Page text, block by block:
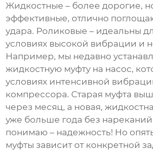
Жидкостные – более дорогие,
эффективные, отлично
удара. Роликовые – идеальны
условиях высокой вибрации и
Например, мы недавно
жидкостную муфту на насос,
условиях интенсивной
компрессора. Старая муфта
через месяц, а новая,
уже больше года без
понимаю – надежность! Но
муфты зависит от конкретной